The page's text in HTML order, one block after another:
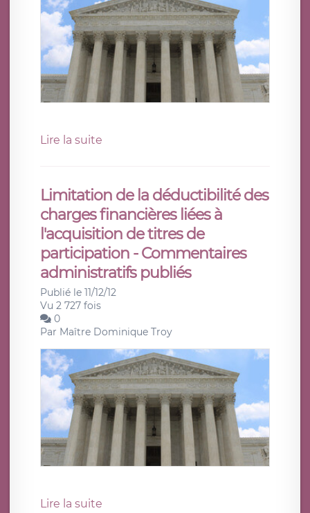
Lire la suite
Limitation de la déductibilité des
charges financières liées à
l'acquisition de titres de
participation - Commentaires
administratifs publiés
Publié le 11/12/12
Vu 2 727 fois
0
Par Maître Dominique Troy
Lire la suite